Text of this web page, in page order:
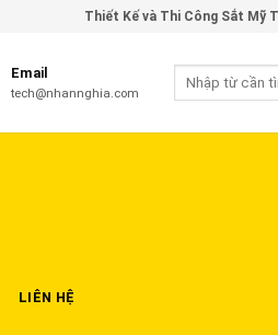
Thiết Kế và Thi Công Sắt Mỹ
Email
tech@nhannghia.com
LIÊN HỆ